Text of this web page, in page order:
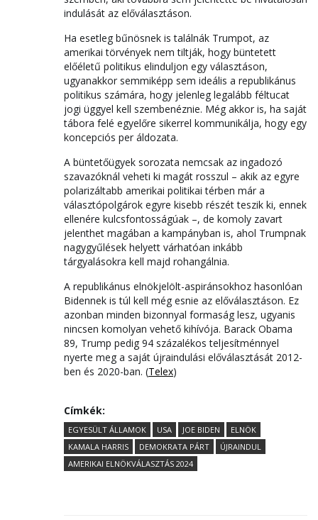
indulását az előválasztáson.
Ha esetleg bűnösnek is találnák Trumpot, az
amerikai törvények nem tiltják, hogy büntetett
előéletű politikus elinduljon egy választáson,
ugyanakkor semmiképp sem ideális a republikánus
politikus számára, hogy jelenleg legalább féltucat
jogi üggyel kell szembenéznie. Még akkor is, ha saját
tábora felé egyelőre sikerrel kommunikálja, hogy egy
koncepciós per áldozata.
A büntetőügyek sorozata nemcsak az ingadozó
szavazóknál veheti ki magát rosszul – akik az egyre
polarizáltabb amerikai politikai térben már a
választópolgárok egyre kisebb részét teszik ki, ennek
ellenére kulcsfontosságúak –, de komoly zavart
jelenthet magában a kampányban is, ahol Trumpnak
nagygyűlések helyett várhatóan inkább
tárgyalásokra kell majd rohangálnia.
A republikánus elnökjelölt-aspiránsokhoz hasonlóan
Bidennek is túl kell még esnie az előválasztáson. Ez
azonban minden bizonnyal formaság lesz, ugyanis
nincsen komolyan vehető kihívója. Barack Obama
89, Trump pedig 94 százalékos teljesítménnyel
nyerte meg a saját újraindulási előválasztását 2012-
ben és 2020-ban. (Telex)
Címkék:
EGYESÜLT ÁLLAMOK USA JOE BIDEN
ELNÖK
KAMALA HARRIS
DEMOKRATA PÁRT
ÚJRAINDUL
AMERIKAI ELNÖKVÁLASZTÁS 2024